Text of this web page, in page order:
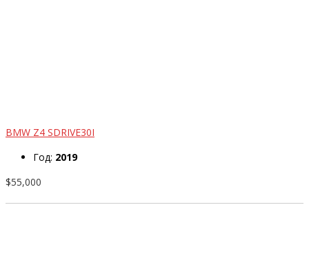
BMW Z4 SDRIVE30I
Год: 2019
$55,000